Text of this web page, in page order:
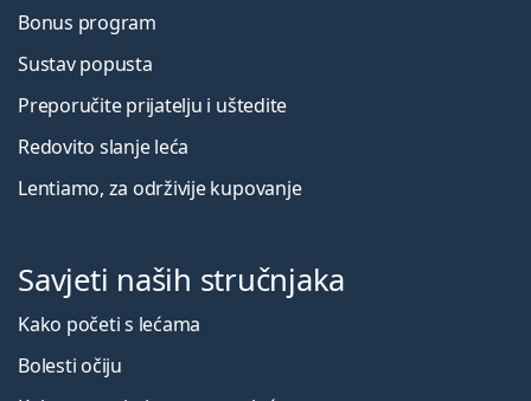
Bonus program
Sustav popusta
Preporučite prijatelju i uštedite
Redovito slanje leća
Lentiamo, za održivije kupovanje
Savjeti naših stručnjaka
Kako početi s lećama
Bolesti očiju